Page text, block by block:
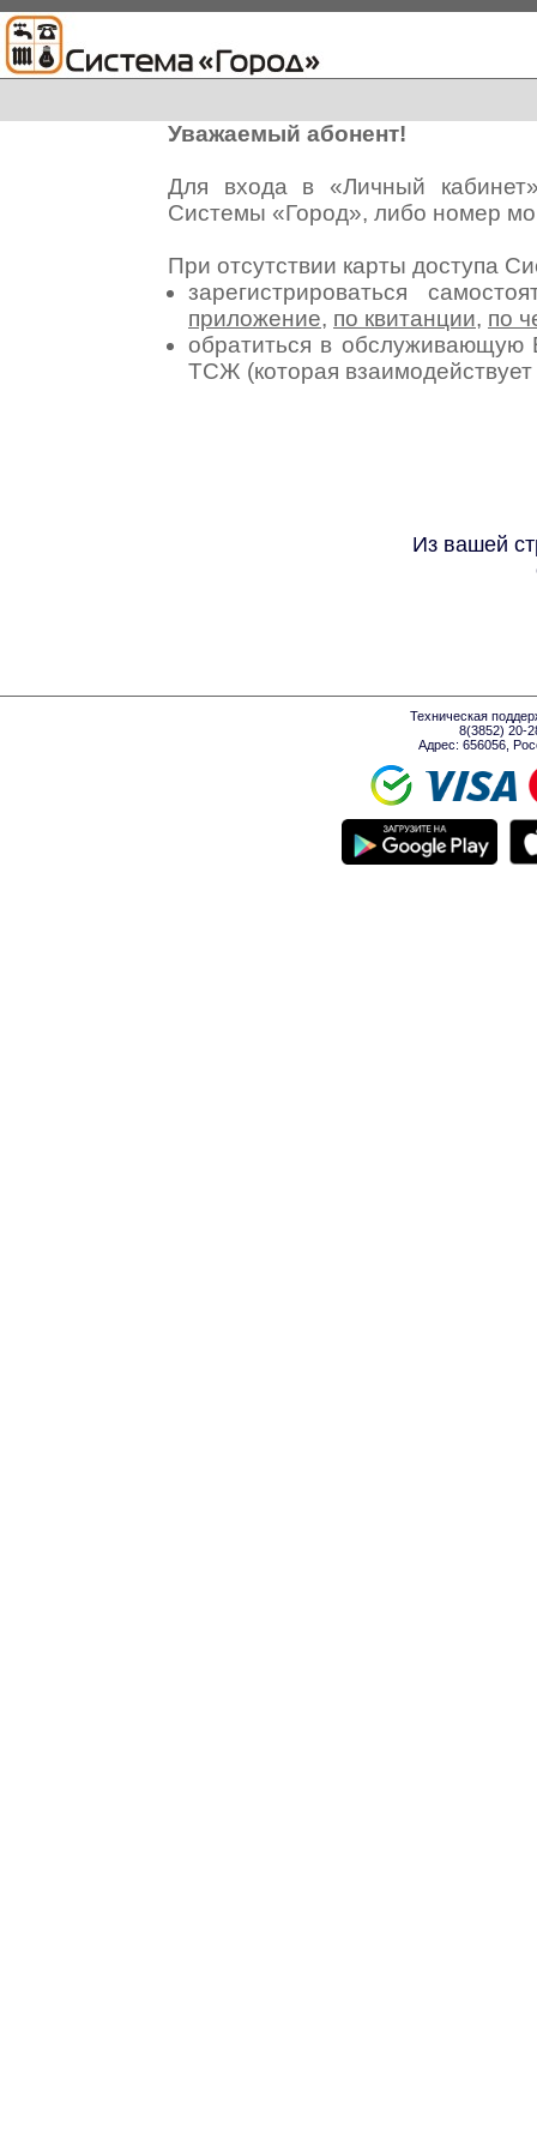
Уважаемый абонент!
Для входа в «Личный
Системы «Город», либо номер
При отсутствии карты доступа
зарегистрироваться
приложение, по квитанции, по
обратиться в
ТСЖ (которая
Из вашей
Техническая
8(3852) 20-
Адрес: 656056,